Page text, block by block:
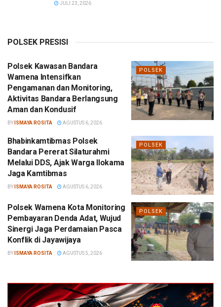
JULI 23, 2026
POLSEK PRESISI
POLSEK
Polsek Kawasan Bandara
Wamena Intensifkan
Pengamanan dan Monitoring,
Aktivitas Bandara Berlangsung
Aman dan Kondusif
BY ISMAYA ROSITA AGUSTUS 6, 2026
POLSEK
Bhabinkamtibmas Polsek
Bandara Pererat Silaturahmi
Melalui DDS, Ajak Warga Ilokama
Jaga Kamtibmas
BY ISMAYA ROSITA AGUSTUS 6, 2026
POLSEK
Polsek Wamena Kota Monitoring
Pembayaran Denda Adat, Wujud
Sinergi Jaga Perdamaian Pasca
Konflik di Jayawijaya
BY ISMAYA ROSITA AGUSTUS 5, 2026